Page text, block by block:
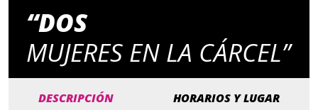
“DOS
MUJERES EN LA CÁRCEL”
DESCRIPCIÓN HORARIOS Y LUGAR